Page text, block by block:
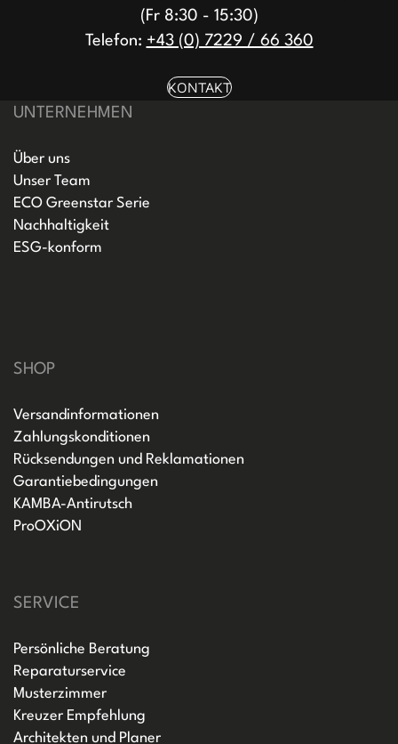
(Fr 8:30 - 15:30)
Telefon: +43 (0) 7229 / 66 360
KONTAKT
UNTERNEHMEN
Über uns
Unser Team
ECO Greenstar Serie
Nachhaltigkeit
ESG-konform
SHOP
Versandinformationen
Zahlungskonditionen
Rücksendungen und Reklamationen
Garantiebedingungen
KAMBA-Antirutsch
ProOXiON
SERVICE
Persönliche Beratung
Reparaturservice
Musterzimmer
Kreuzer Empfehlung
Architekten und Planer